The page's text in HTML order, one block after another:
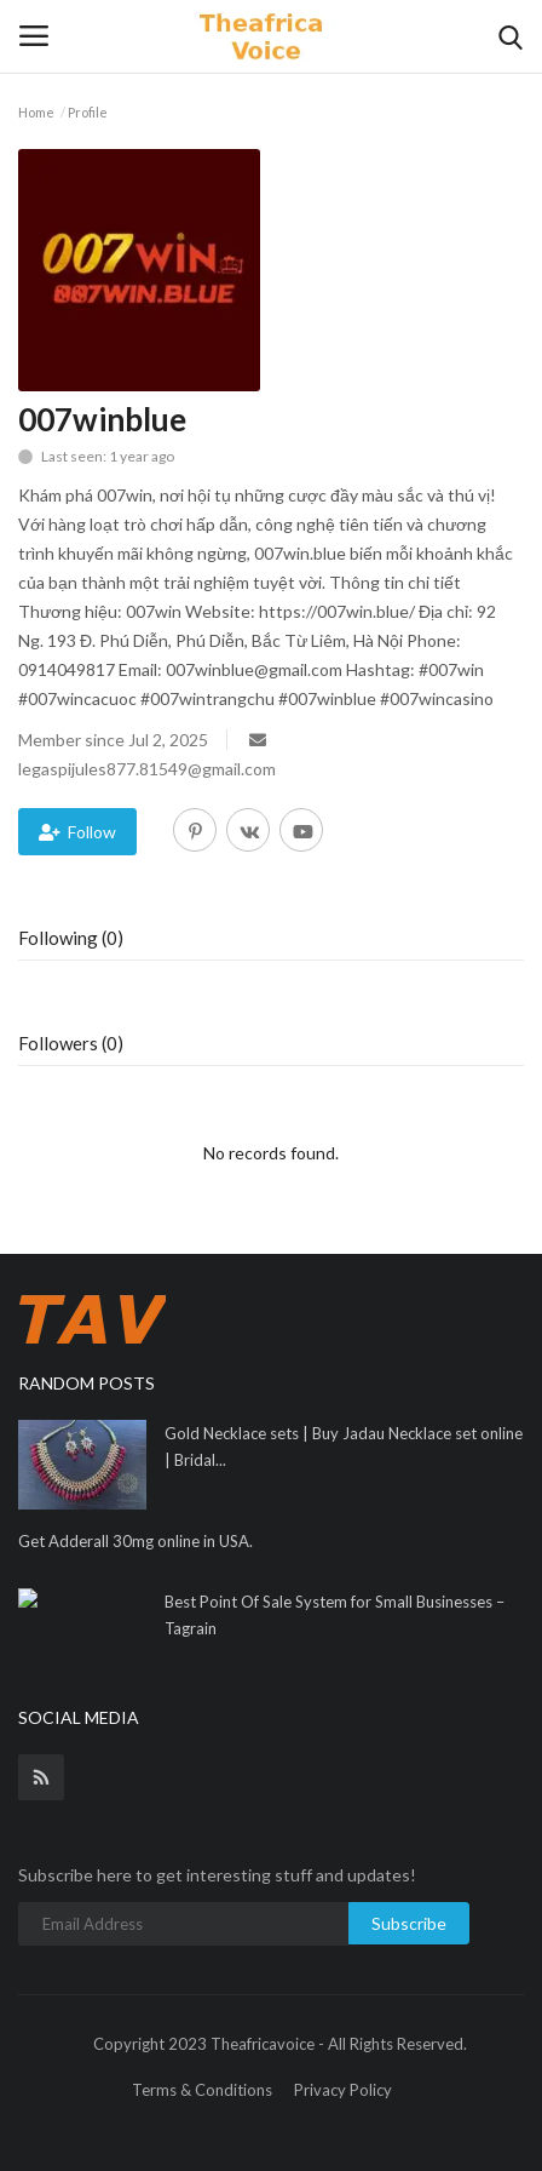
Contact
Lifestyle
Gallery
Blog
Trending
Fashion
Sitemap
News
Home Profile
007winblue
Last seen: 1 year ago
Khám phá 007win, nơi hội tụ những cược đầy màu sắc và thú vị!
Với hàng loạt trò chơi hấp dẫn, công nghệ tiên tiến và chương
trình khuyến mãi không ngừng, 007win.blue biến mỗi khoảnh khắc
của bạn thành một trải nghiệm tuyệt vời. Thông tin chi tiết
Thương hiệu: 007win Website: https://007win.blue/ Địa chỉ: 92
Ng. 193 Đ. Phú Diễn, Phú Diễn, Bắc Từ Liêm, Hà Nội Phone:
0914049817 Email: 007winblue@gmail.com Hashtag: #007win
#007wincacuoc #007wintrangchu #007winblue #007wincasino
Member since Jul 2, 2025
legaspijules877.81549@gmail.com
Follow
Following (0)
Followers (0)
No records found.
RANDOM POSTS
Gold Necklace sets | Buy Jadau Necklace set online
| Bridal...
Get Adderall 30mg online in USA.
Best Point Of Sale System for Small Businesses –
Tagrain
SOCIAL MEDIA
Subscribe here to get interesting stuff and updates!
Subscribe
Copyright 2023 Theafricavoice - All Rights Reserved.
Terms & Conditions Privacy Policy